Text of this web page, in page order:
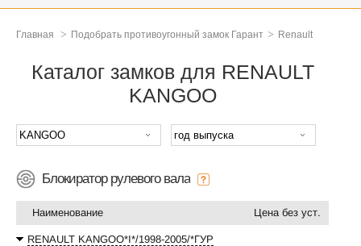
Главная > Подобрать противоугонный замок Гарант > Renault
Каталог замков для RENAULT
KANGOO
Блокиратор рулевого вала
Наименование Цена без уст.
RENAULT KANGOO*I*/1998-2005/*ГУР